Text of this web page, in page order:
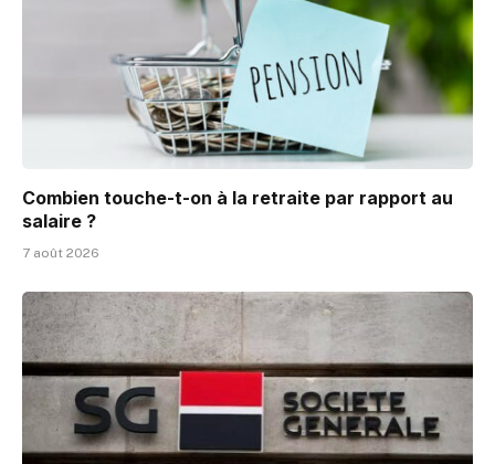
Combien touche-t-on à la retraite par rapport au
salaire ?
7 août 2026